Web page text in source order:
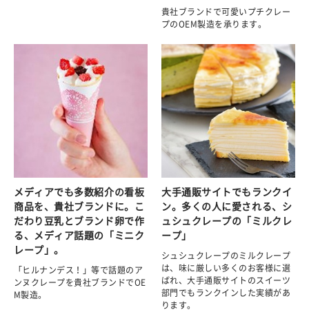
貴社ブランドで可愛いプチクレー
プのOEM製造を承ります。
メディアでも多数紹介の看板
商品を、貴社ブランドに。こ
だわり豆乳とブランド卵で作
る、メディア話題の「ミニク
レープ」。
「ヒルナンデス！」等で話題のア
ンヌクレープを貴社ブランドでOE
M製造。
大手通販サイトでもランクイ
ン。多くの人に愛される、シ
ュシュクレープの「ミルクレ
ープ」
シュシュクレープのミルクレープ
は、味に厳しい多くのお客様に選
ばれ、大手通販サイトのスイーツ
部門でもランクインした実績があ
ります。